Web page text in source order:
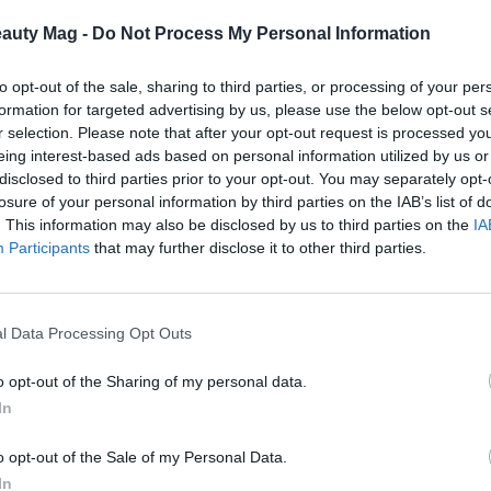
Mag - Do Not Process My Personal Information
opt-out of the sale, sharing to third parties, or processing of your
for targeted advertising by us, please use the below opt-out
selection. Please note that after your opt-out request is processed
interest-based ads based on personal information utilized by us
to third parties prior to your opt-out. You may separately
of your personal information by third parties on the IAB’s list of
This information may also be disclosed by us to third parties on the
Participants that may further disclose it to other third parties.
Data Processing Opt Outs
opt-out of the Sharing of my personal data.
opt-out of the Sale of my Personal Data.
bajo la licencia de Shiseido
3 líneas de actuación en cuanto a
encajado esta operación en la unidad de
personal y cuidado de la belleza. El
se encarga de producir y comercializar
relacionados con el cuidado capilar,
paso dentro de en el negocio capilar de
2014 la compañía alemana absorvió tres
Hair, Alterna y Kenra. 3 años más tardes,
de Nattura Laboratorios y el negocio
de Shiseido.
compañías, para hacer crecer aún
través de que Shiseido conserva una
Lo